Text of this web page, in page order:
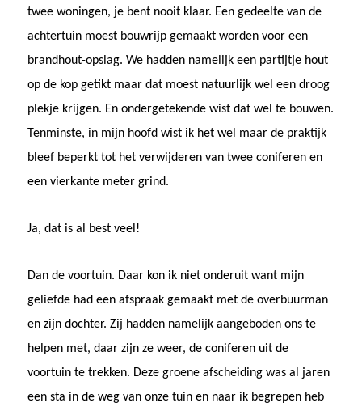
twee woningen, je bent nooit klaar. Een gedeelte van de
achtertuin moest bouwrijp gemaakt worden voor een
brandhout-opslag. We hadden namelijk een partijtje hout
op de kop getikt maar dat moest natuurlijk wel een droog
plekje krijgen. En ondergetekende wist dat wel te bouwen.
Tenminste, in mijn hoofd wist ik het wel maar de praktijk
bleef beperkt tot het verwijderen van twee coniferen en
een vierkante meter grind.
Ja, dat is al best veel!
Dan de voortuin. Daar kon ik niet onderuit want mijn
geliefde had een afspraak gemaakt met de overbuurman
en zijn dochter. Zij hadden namelijk aangeboden ons te
helpen met, daar zijn ze weer, de coniferen uit de
voortuin te trekken. Deze groene afscheiding was al jaren
een sta in de weg van onze tuin en naar ik begrepen heb